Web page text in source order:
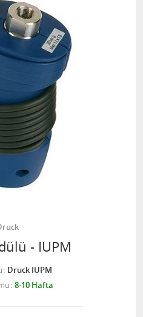
- IUPM
Druck IUPM
8-10 Hafta